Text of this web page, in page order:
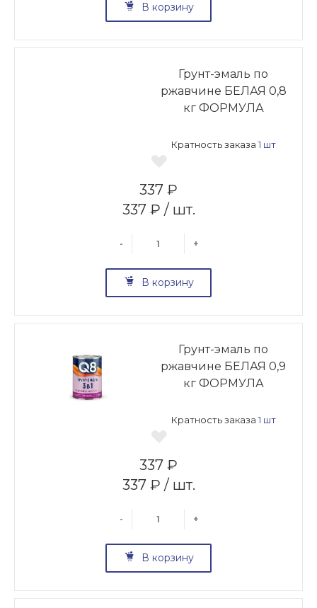
В корзину
Грунт-эмаль по
ржавчине БЕЛАЯ 0,8
кг ФОРМУЛА
Кратность заказа 1 шт
337 ₽
337 ₽ / шт.
- +
В корзину
Грунт-эмаль по
ржавчине БЕЛАЯ 0,9
кг ФОРМУЛА
Кратность заказа 1 шт
337 ₽
337 ₽ / шт.
- +
В корзину